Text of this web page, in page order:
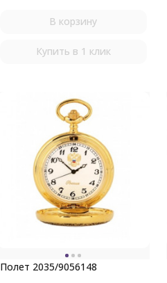
В корзину
Купить в 1 клик
Полет 2035/9056148